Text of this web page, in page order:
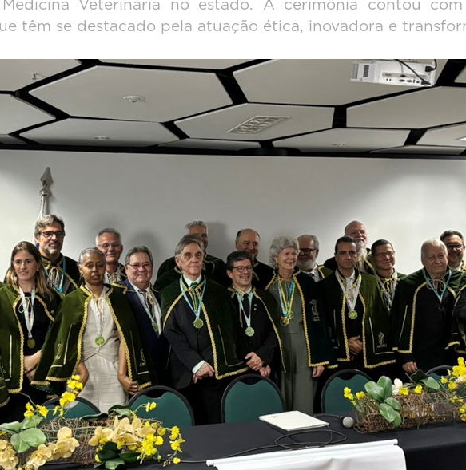
Veterinária no estado. A cerimônia contou
têm se destacado pela atuação ética, inovadora e